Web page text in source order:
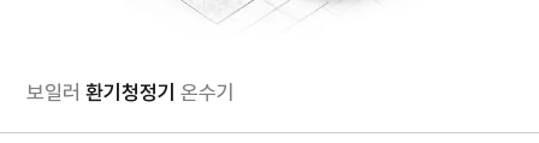
보일러 환기청정기 온수기